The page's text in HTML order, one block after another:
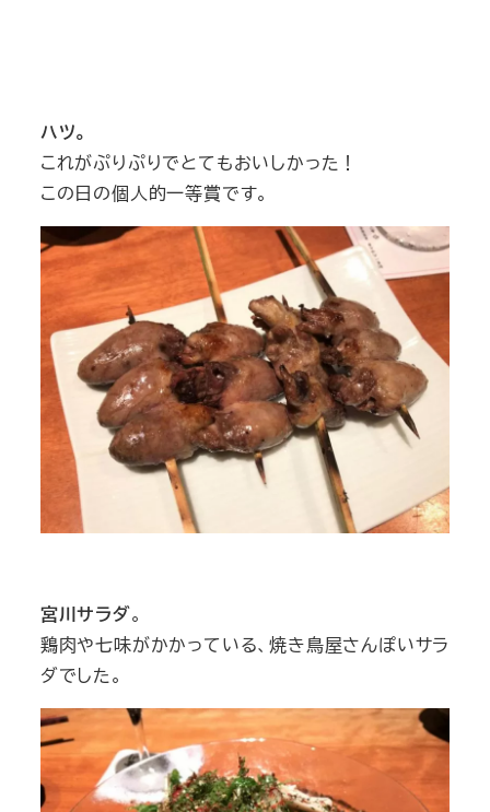
ハツ。
これがぷりぷりでとてもおいしかった！
この日の個人的一等賞です。
宮川サラダ。
鶏肉や七味がかかっている、焼き鳥屋さんぽいサラ
ダでした。